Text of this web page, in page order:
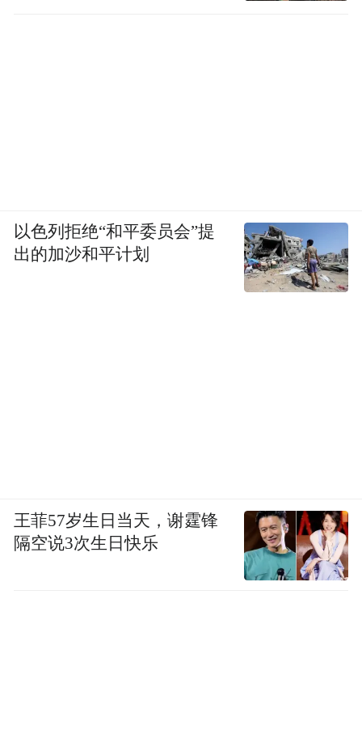
以色列拒绝“和平委员会”提
出的加沙和平计划
王菲57岁生日当天，谢霆锋
隔空说3次生日快乐